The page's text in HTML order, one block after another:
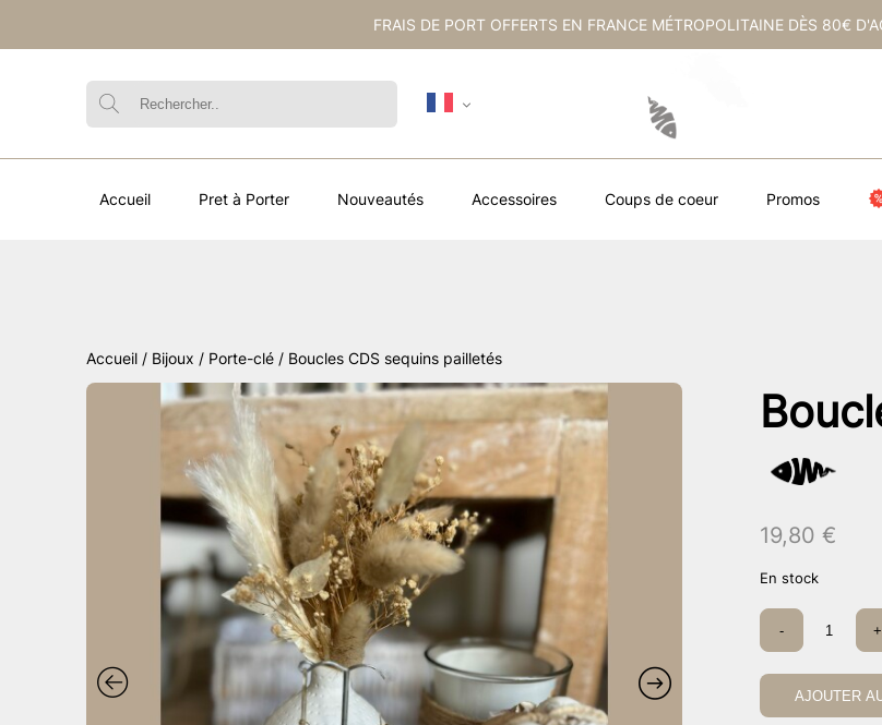
FRAIS DE PORT OFFERTS EN FRANCE MÉTROPOLITAINE DÈS 80€
Accueil Pret à Porter Nouveautés Accessoires Coups de coeur Promos
Accueil / Bijoux / Porte-clé / Boucles CDS sequins pailletés
19,80 €
En stock
quantité
Boucles
CDS
sequins
pailletés
- +
AJOUTER